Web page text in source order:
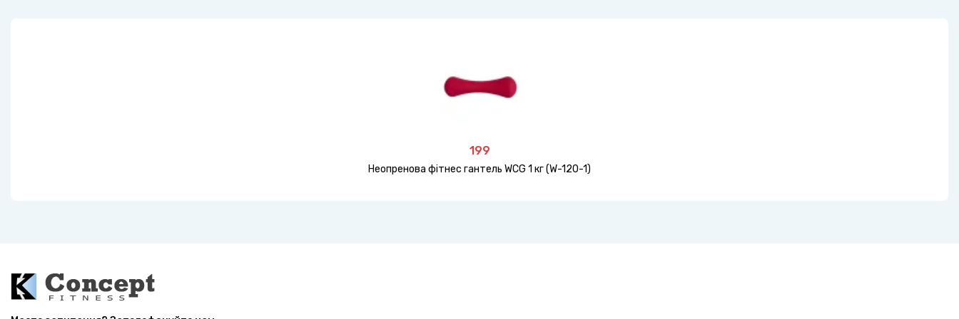
199
Неопренова фітнес гантель WCG 1 кг (W-120-1)